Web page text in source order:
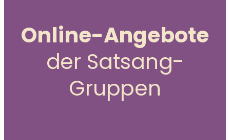
Online-Angebote
der Satsang-
Gruppen